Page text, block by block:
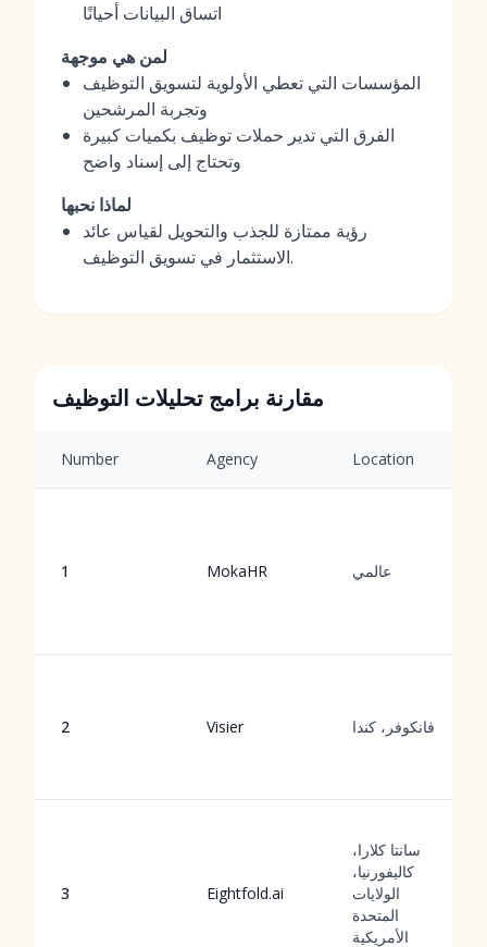
اتساق البيانات أحيانًا
لمن هي موجهة
المؤسسات التي تعطي الأولوية لتسويق التوظيف
وتجربة المرشحين
الفرق التي تدير حملات توظيف بكميات كبيرة
وتحتاج إلى إسناد واضح
لماذا نحبها
رؤية ممتازة للجذب والتحويل لقياس عائد
الاستثمار في تسويق التوظيف.
مقارنة برامج تحليلات التوظيف
Number Agency Location
1 MokaHR عالمي
2 Visier فانكوفر، كندا
3 Eightfold.ai
سانتا كلارا،
كاليفورنيا،
الولايات
المتحدة
الأمريكية